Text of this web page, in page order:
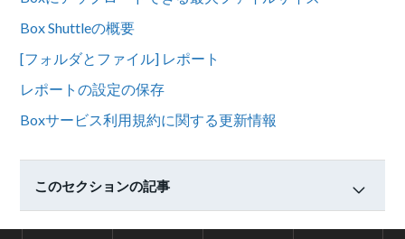
Box Shuttleの概要
[フォルダとファイル] レポート
レポートの設定の保存
Boxサービス利用規約に関する更新情報
このセクションの記事